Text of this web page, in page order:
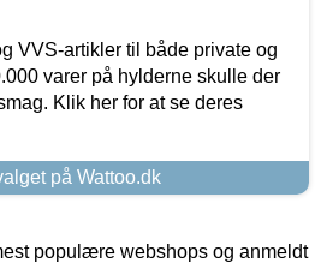
VVS-artikler til både private og
varer på hylderne skulle der
Klik her for at se deres
på Wattoo.dk
populære webshops og anmeldt